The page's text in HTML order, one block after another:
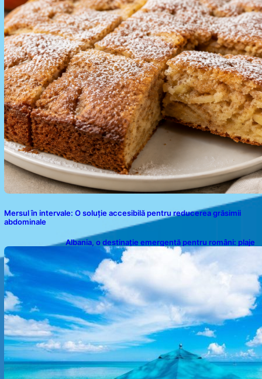
Mersul în intervale: O soluție accesibilă pentru reducerea grăsimii
abdominale
Albania, o destinație emergentă pentru români: plaje
spectaculoase, ape turcoaz și prețuri accesibile